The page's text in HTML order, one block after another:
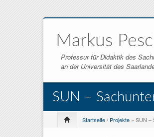
Markus
Professur für Didaktik des
an der Universität des
SUN –
Startseite/ Projekte » SUN –